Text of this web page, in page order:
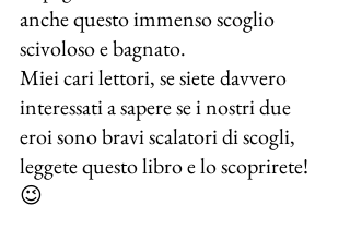
anche questo immenso scoglio
scivoloso e bagnato.
Miei cari lettori, se siete davvero
interessati a sapere se i nostri due
eroi sono bravi scalatori di scogli,
leggete questo libro e lo scoprirete!
😉